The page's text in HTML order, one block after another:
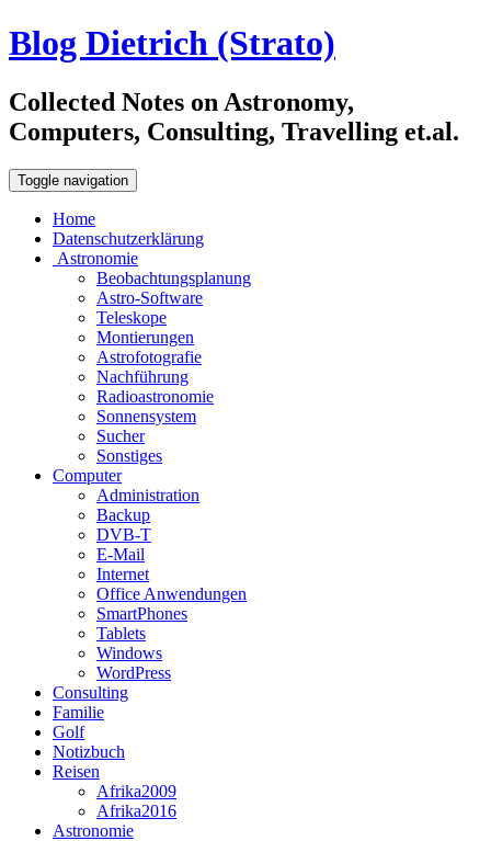
Blog Dietrich (Strato)
Collected Notes on Astronomy,
Computers, Consulting, Travelling et.al.
Toggle navigation
Home
Datenschutzerklärung
Astronomie
Beobachtungsplanung
Astro-Software
Teleskope
Montierungen
Astrofotografie
Nachführung
Radioastronomie
Sonnensystem
Sucher
Sonstiges
Computer
Administration
Backup
DVB-T
E-Mail
Internet
Office Anwendungen
SmartPhones
Tablets
Windows
WordPress
Consulting
Familie
Golf
Notizbuch
Reisen
Afrika2009
Afrika2016
Astronomie